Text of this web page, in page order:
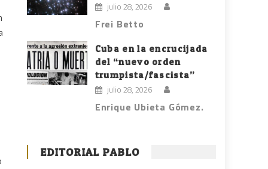
julio 28, 2026
Frei Betto
Cuba en la encrucijada
del “nuevo orden
trumpista/fascista”
julio 28, 2026
Enrique Ubieta Gómez.
EDITORIAL PABLO